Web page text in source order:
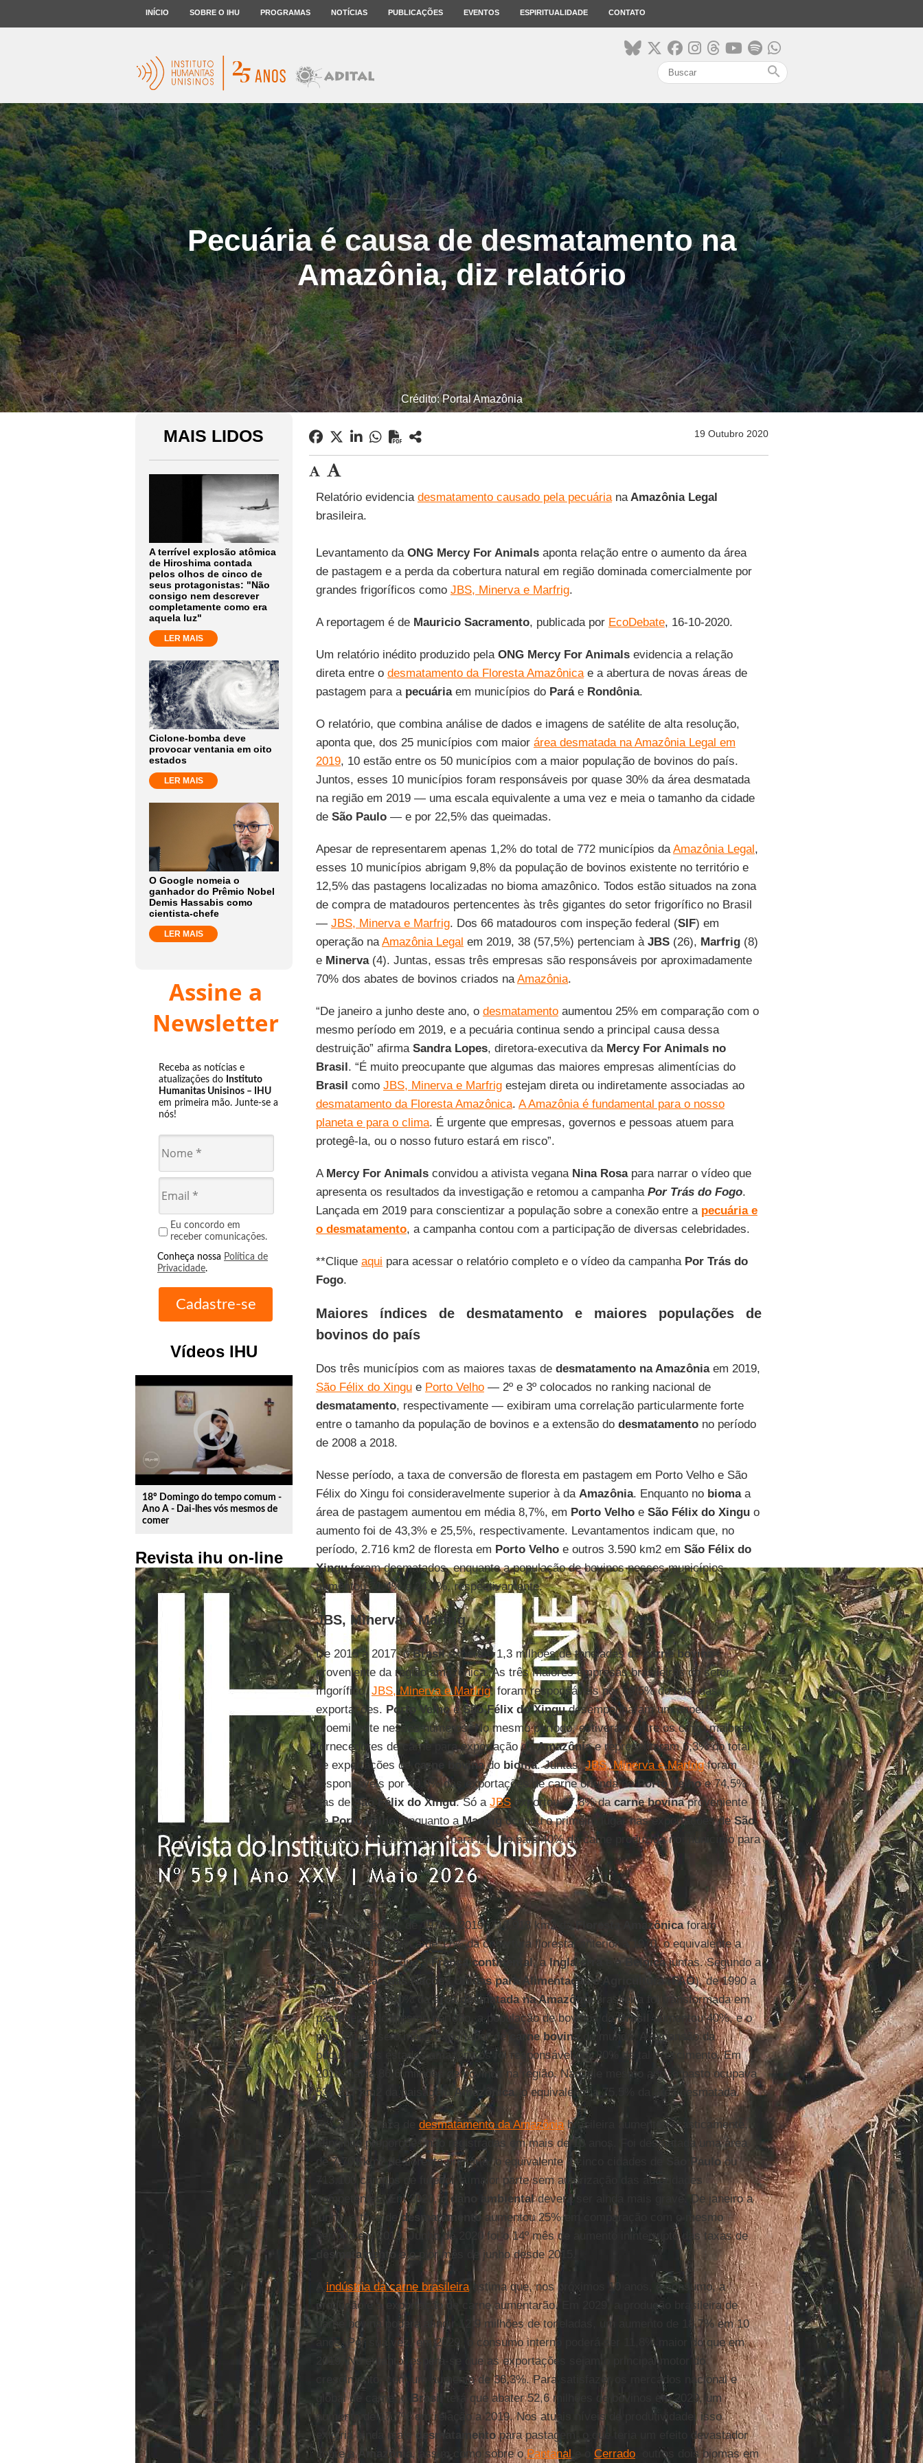
INÍCIO SOBRE O IHU PROGRAMAS NOTÍCIAS PUBLICAÇÕES EVENTOS ESPIRITUALIDADE CONTATO
search
Pecuária é causa de desmatamento na
Amazônia, diz relatório
Crédito: Portal Amazônia
MAIS LIDOS
A terrível explosão atômica
de Hiroshima contada
pelos olhos de cinco de
seus protagonistas: "Não
consigo nem descrever
completamente como era
aquela luz"
LER MAIS
Ciclone-bomba deve
provocar ventania em oito
estados
LER MAIS
O Google nomeia o
ganhador do Prêmio Nobel
Demis Hassabis como
cientista-chefe
LER MAIS
Assine a
Newsletter
Receba as notícias e
atualizações do Instituto
Humanitas Unisinos – IHU
em primeira mão. Junte-se a
nós!
Eu concordo em
receber comunicações.
Conheça nossa Política de
Privacidade.
Vídeos IHU
play_circle_outline
18º Domingo do tempo comum -
Ano A - Dai-lhes vós mesmos de
comer
Revista ihu on-line
19 Outubro 2020
Relatório evidencia desmatamento causado pela pecuárianaAmazônia Legal
brasileira.
Levantamento da ONG Mercy For Animalsaponta relação entre o aumento da área
de pastagem e a perda da cobertura natural em região dominada comercialmente por
grandes frigoríficos como JBS, Minerva e Marfrig.
A reportagem é de Mauricio Sacramento, publicada por EcoDebate, 16-10-2020.
Um relatório inédito produzido pelaONG Mercy For Animalsevidencia a relação
direta entre o desmatamento da Floresta Amazônicae a abertura de novas áreas de
pastagem para a pecuáriaem municípios do Paráe Rondônia.
O relatório, que combina análise de dados e imagens de satélite de alta resolução,
aponta que, dos 25 municípios com maior área desmatada na Amazônia Legal em
2019, 10 estão entre os 50 municípios com a maior população de bovinos do país.
Juntos, esses 10 municípios foram responsáveis por quase 30% da área desmatada
na região em 2019 — uma escala equivalente a uma vez e meia o tamanho da cidade
de São Paulo— e por 22,5% das queimadas.
Apesar de representarem apenas 1,2% do total de 772 municípios daAmazônia Legal,
esses 10 municípios abrigam 9,8% da população de bovinos existente no território e
12,5% das pastagens localizadas no bioma amazônico. Todos estão situados na zona
de compra de matadouros pertencentes às três gigantes do setor frigorífico no Brasil
— JBS, Minerva e Marfrig. Dos 66 matadouros com inspeção federal (SIF) em
operação naAmazônia Legal em 2019, 38 (57,5%) pertenciam à JBS(26), Marfrig(8)
e Minerva(4). Juntas, essas três empresas são responsáveis por aproximadamente
70% dos abates de bovinos criados naAmazônia.
“De janeiro a junho deste ano, o desmatamentoaumentou 25% em comparação com o
mesmo período em 2019, e a pecuária continua sendo a principal causa dessa
destruição” afirma Sandra Lopes, diretora-executiva daMercy For Animals no
Brasil. “É muito preocupante que algumas das maiores empresas alimentícias do
Brasil como JBS, Minerva e Marfrigestejam direta ou indiretamente associadas ao
desmatamento da Floresta Amazônica. A Amazônia é fundamental para o nosso
planeta e para o clima. É urgente que empresas, governos e pessoas atuem para
protegê-la, ou o nosso futuro estará em risco”.
A Mercy For Animalsconvidou a ativista vegana Nina Rosapara narrar o vídeo que
apresenta os resultados da investigação e retomou a campanha Por Trás do Fogo.
Lançada em 2019 para conscientizar a população sobre a conexão entre a pecuária e
o desmatamento, a campanha contou com a participação de diversas celebridades.
**Clique aqui para acessar o relatório completo e o vídeo da campanha Por Trás do
Fogo.
Maiores índices de desmatamento e maiores populações de
bovinos do país
Dos três municípios com as maiores taxas de desmatamento na Amazôniaem 2019,
São Félix do Xingue Porto Velho— 2º e 3º colocados no ranking nacional de
desmatamento, respectivamente — exibiram uma correlação particularmente forte
entre o tamanho da população de bovinos e a extensão do desmatamentono período
de 2008 a 2018.
Nesse período, a taxa de conversão de floresta em pastagem em Porto Velho e São
Félix do Xingu foi consideravelmente superior à da Amazônia. Enquanto no biomaa
área de pastagem aumentou em média 8,7%, em Porto VelhoeSão Félix do Xinguo
aumento foi de 43,3% e 25,5%, respectivamente. Levantamentos indicam que, no
período, 2.716 km2 de floresta em Porto Velhoe outros 3.590 km2 em São Félix do
Xinguforam desmatados, enquanto a população de bovinos nesses municípios
aumentou 71,4% e 24,4%, respectivamente.
JBS, Minerva e Marfrig
De 2015 a 2017, oBrasilexportou 1,3 milhões de toneladas decarne bovina
proveniente da região amazônica. As três maiores empresas brasileiras do setor
frigorífico, JBS, Minerva e Marfrig, foram responsáveis por 69,5% do total das
exportações. Porto VelhoeSão Félix do Xingudesempenharam um papel
proeminente nesses números. No mesmo período, estiveram entre os cinco maiores
fornecedores de carne para exportação daAmazôniae representaram 6,3% do total
de exportações de
carne bovinado bioma. Juntas,JBS, Minerva e Marfrigforam
responsáveis por 49,8% das exportações de carne oriunda dePorto Velhoe 74,5%
das deSão Félix do Xingu. Só a JBSexportou 47,8% dacarne bovinaproveniente
dePorto Velho, enquanto a Marfrigocupou o primeiro lugar nas exportações deSão
Félix do Xingu, enviando para fora do país 40% da carne produzida no município para
o mercado internacional.
Histórico
Em meio século, de 1970 a 2019, 718.918 km2 da Floresta Amazônicaforam
destruídos, ou cerca de 17% da cobertura florestal anterior a 1970, o equivalente a
uma área maior que aFrança continental, aInglaterra e a Bélgicajuntas. Segundo a
Organização das Nações Unidas para Alimentação e Agricultura(FAO), de 1990 a
2005, mais de 80% daárea desmatada na Amazôniabrasileira foi transformada em
pastagem. No mesmo período, a população de bovinos doBrasil
aumentou 40%, e o
país tornou-se o maior exportador de carne bovina do mundo. A expansão da
pecuária nos estados amazônicos foi responsável por 80% de tal crescimento. Em
2018, havia 86,6 milhões de bovinos na região. Naquele mesmo ano, o pasto ocupava
534.317 km2 da paisagem Amazônica, o equivalente a 75,5% da área desmatada.
Em 2019, a taxa de desmatamento da Amazôniabrasileira aumentou drasticamente,
atingindo proporções não registradas em mais de 10 anos. Foi desmatada uma área
de 7.701 km2 de floresta primária, o equivalente a cinco cidades de
São Pauloou
713.100 campos de futebol, a maior parte sem autorização das autoridades
competentes. Em 2020, odano ambientaldeverá ser ainda mais grave. De janeiro a
junho, a taxa dedesmatamentoaumentou 25% em comparação com o mesmo
período em 2019. Junho de 2020 foi o 14º mês de aumento ininterrupto das taxas de
desmatamento e o pior mês de junho desde 2015.
indústria da carne brasileiraestima que, nos próximos 10 anos, o consumo, a
produção e a exportação de carne aumentarão. Em 2029, a produção brasileira de
carne bovina poderá atingir 12,9 milhões de toneladas, um aumento de 18,7% em 10
anos. Por sua vez, em 2029, o consumo interno poderá ser 11,8% maior do que em
2019. No entanto, espera-se que as exportações sejam o principal motor do
crescimento, com um aumento de 36,3%. Para satisfazer os mercados nacional e
global de carne, o
Brasil
terá que abater 52,6 milhões de bovinos em 2029, um
aumento de 17,7% em relação a 2019. Nos atuais níveis de produtividade, isso
exigiria ainda mais desmatamentopara pastagem, o que teria um efeito devastador
sobre aAmazônia, assim como sobre oPantanal Cerrado, outros dois biomas em